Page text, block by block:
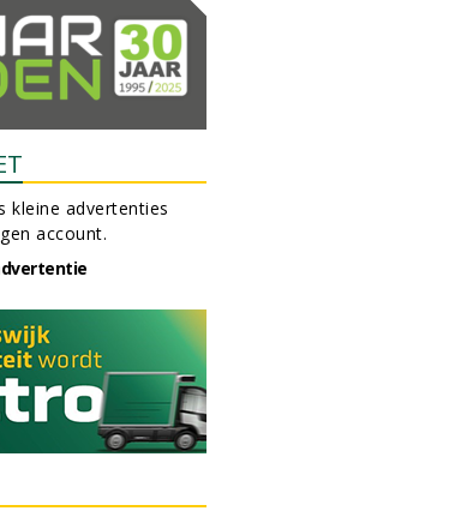
kleine advertenties
account.